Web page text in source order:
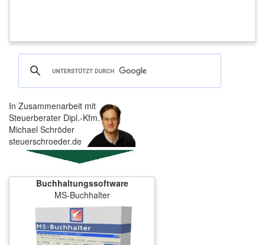
In Zusammenarbeit mit
Steuerberater Dipl.-Kfm.
Michael Schröder
steuerschroeder.de
Buchhaltungssoftware
MS-Buchhalter